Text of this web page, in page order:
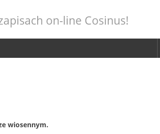
on-line Cosinus!
wiosennym.